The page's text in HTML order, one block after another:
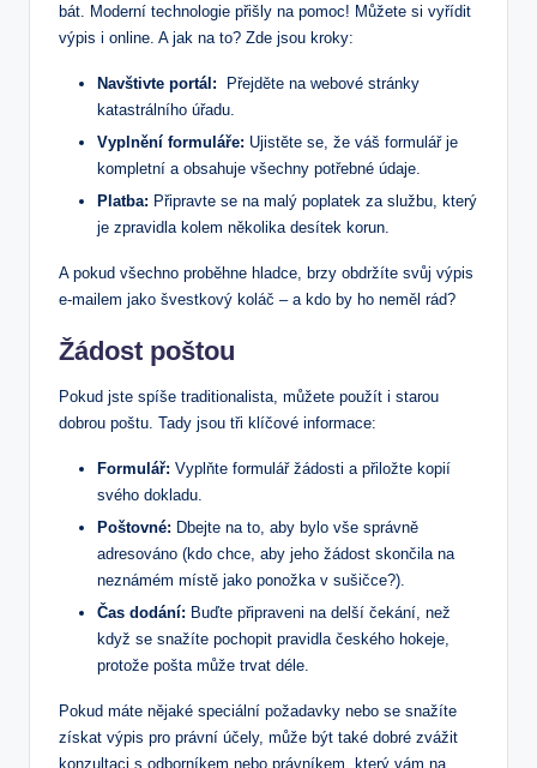
bát. ​Moderní ⁢technologie přišly na pomoc! Můžete si vyřídit
výpis i online. A jak na to? Zde jsou kroky:
Navštivte ⁣portál: ⁤ Přejděte na webové stránky
katastrálního úřadu.
Vyplnění ⁣formuláře: Ujistěte ​se, že váš formulář je
kompletní a obsahuje všechny potřebné údaje.
Platba: Připravte se​ na ⁤malý⁤ poplatek za službu, který
je zpravidla kolem několika desítek korun.
A pokud všechno ⁤proběhne​ hladce,⁣ brzy obdržíte svůj výpis
e-mailem jako švestkový koláč ​– a kdo by ho neměl rád?
Žádost ‌poštou
Pokud jste ‍spíše traditionalista, můžete‌ použít i starou
dobrou ⁤poštu. Tady⁢ jsou tři⁢ klíčové informace:
Formulář: Vyplňte formulář žádosti a⁢ přiložte kopií
svého‍ dokladu.
Poštovné: ⁢Dbejte‌ na to, aby bylo ‍vše správně
adresováno‍ (kdo chce, aby‌ jeho⁣ žádost skončila na
neznámém místě jako ponožka v sušičce?).
Čas dodání: Buďte připraveni na delší čekání, než
když se snažíte pochopit pravidla českého ‌hokeje,
protože pošta ‌může trvat déle.
Pokud máte nějaké speciální požadavky nebo ⁤se snažíte
získat výpis pro ⁤právní účely, může být také dobré zvážit
konzultaci s odborníkem nebo ⁣právníkem, který vám na